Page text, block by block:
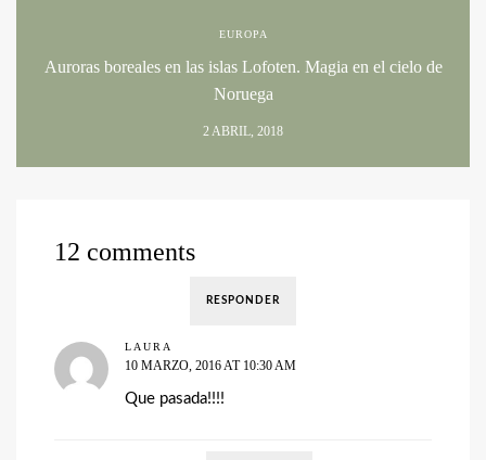
EUROPA
Auroras boreales en las islas Lofoten. Magia en el cielo de
Noruega
2 ABRIL, 2018
12 comments
RESPONDER
LAURA
10 MARZO, 2016 AT 10:30 AM
Que pasada!!!!